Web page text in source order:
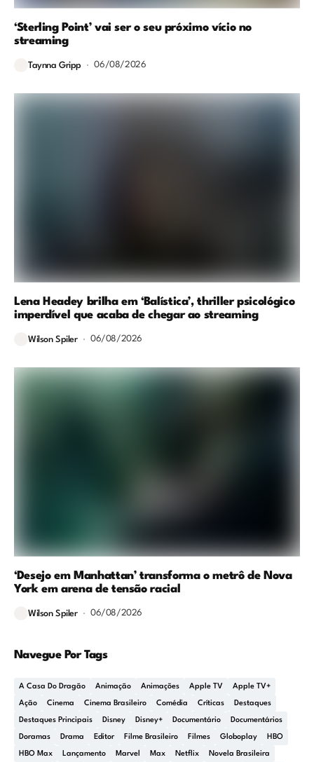
‘Sterling Point’ vai ser o seu próximo vício no
streaming
Taynna Gripp 06/08/2026
Lena Headey brilha em ‘Balística’, thriller psicológico
imperdível que acaba de chegar ao streaming
Wilson Spiler 06/08/2026
‘Desejo em Manhattan’ transforma o metrô de Nova
York em arena de tensão racial
Wilson Spiler 06/08/2026
Navegue Por Tags
A Casa Do Dragão Animação Animações Apple TV Apple TV+
Ação Cinema Cinema Brasileiro Comédia Críticas Destaques
Destaques Principais Disney Disney+ Documentário Documentários
Doramas Drama Editor Filme Brasileiro Filmes Globoplay HBO
HBO Max Lançamento Marvel Max Netflix Novela Brasileira